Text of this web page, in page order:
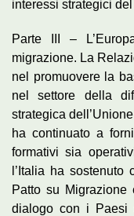
interessi strategici
Parte III –
migrazione. La
nel promuovere la
nel settore della
strategica
ha continuato a
formativi sia
l’Italia ha sostenuto
Patto su
dialogo con i Paesi